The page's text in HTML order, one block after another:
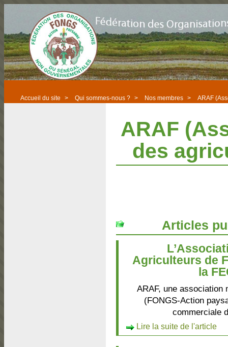
Accueil du site > Qui sommes-nous ? > Nos membres > ARAF
ARAF
des
Articles
Agriculteurs de
la
ARAF, une association
(FONGS-Action
commerciale
Lire la suite de l'article